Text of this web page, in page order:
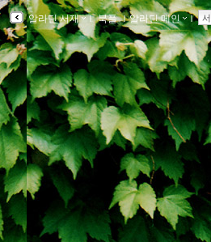
알라딘 서재 ｌ북플ｌ알라딘 메인 ｌ